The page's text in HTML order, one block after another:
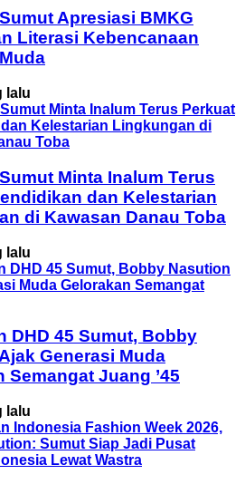
Apresiasi BMKG
Literasi Kebencanaan
lalu
Minta Inalum Terus
dan Kelestarian
di Kawasan Danau Toba
lalu
DHD 45 Sumut, Bobby
Generasi Muda
Semangat Juang ’45
lalu